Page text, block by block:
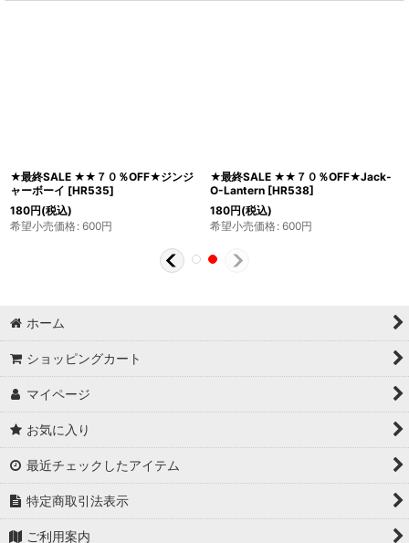
★最終SALE ★★７０％OFF★ジンジ
ャーボーイ [HR535]
180円(税込)
希望小売価格: 600円
★最終SALE ★★７０％OFF★Jack-
O-Lantern [HR538]
180円(税込)
希望小売価格: 600円
ホーム
ショッピングカート
マイページ
お気に入り
最近チェックしたアイテム
特定商取引法表示
ご利用案内